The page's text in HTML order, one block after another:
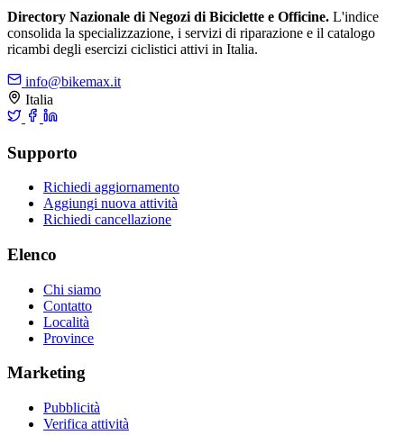
Directory Nazionale di Negozi di Biciclette e Officine. L'indice
consolida la specializzazione, i servizi di riparazione e il catalogo
ricambi degli esercizi ciclistici attivi in Italia.
info@bikemax.it
Italia
Supporto
Richiedi aggiornamento
Aggiungi nuova attività
Richiedi cancellazione
Elenco
Chi siamo
Contatto
Località
Province
Marketing
Pubblicità
Verifica attività